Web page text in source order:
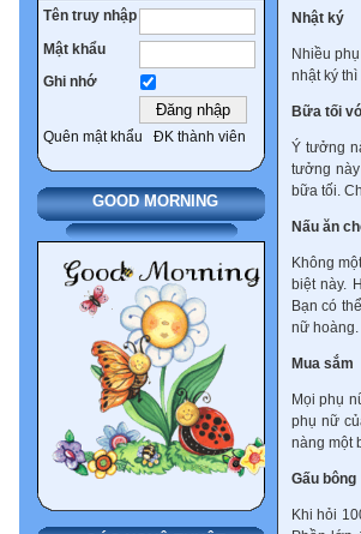
Tên truy nhập
Mật khẩu
Ghi nhớ
Quên mật khẩu ĐK thành viên
GOOD MORNING
Nhật ký
Nhiều
nhật ký
Bữa tối
Ý tưởng
tưởng
bữa tối.
Nấu ăn
Không
biệt này.
Bạn có
nữ hoàng.
Mua sắm
Mọi phụ
phụ nữ
nàng một
Gấu bông
Khi hỏi